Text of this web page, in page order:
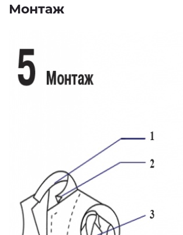
Монтаж